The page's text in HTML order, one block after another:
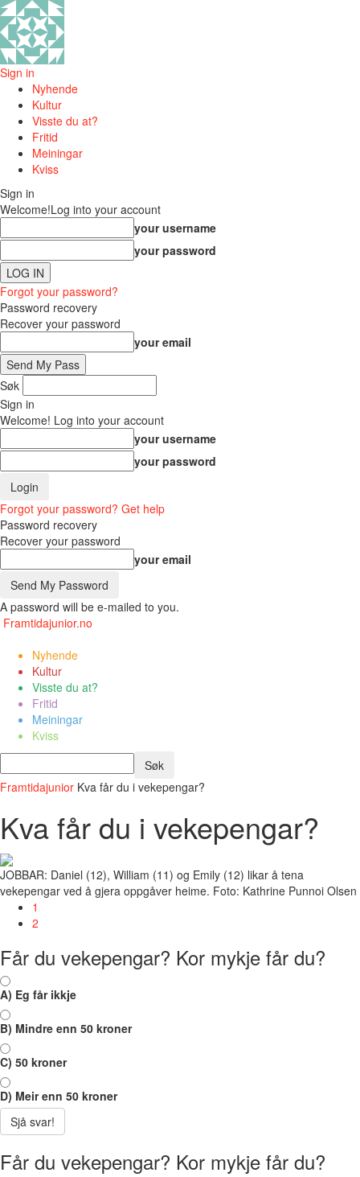
Sign in
Nyhende
Kultur
Visste du at?
Fritid
Meiningar
Kviss
Sign in
Welcome!Log into your account
your username
your password
Forgot your password?
Password recovery
Recover your password
your email
Søk
Sign in
Welcome! Log into your account
your username
your password
Forgot your password? Get help
Password recovery
Recover your password
your email
A password will be e-mailed to you.
Framtidajunior.no
Nyhende
Kultur
Visste du at?
Fritid
Meiningar
Kviss
Framtidajunior Kva får du i vekepengar?
Kva får du i vekepengar?
JOBBAR: Daniel (12), William (11) og Emily (12) likar å tena
vekepengar ved å gjera oppgåver heime. Foto: Kathrine Punnoi Olsen
1
2
Får du vekepengar? Kor mykje får du?
A) Eg får ikkje
B) Mindre enn 50 kroner
C) 50 kroner
D) Meir enn 50 kroner
Sjå svar!
Får du vekepengar? Kor mykje får du?